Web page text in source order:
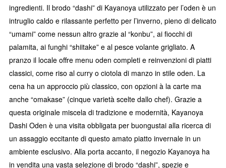
ingredienti. Il brodo “dashi” di Kayanoya utilizzato per l’oden è un
intruglio caldo e rilassante perfetto per l’inverno, pieno di delicato
“umami” come nessun altro grazie al “konbu”, ai fiocchi di
palamita, ai funghi “shiitake” e al pesce volante grigliato. A
pranzo il locale offre menu oden completi e reinvenzioni di piatti
classici, come riso al curry o ciotola di manzo in stile oden. La
cena ha un approccio più classico, con opzioni à la carte ma
anche “omakase” (cinque varietà scelte dallo chef). Grazie a
questa originale miscela di tradizione e modernità, Kayanoya
Dashi Oden è una visita obbligata per buongustai alla ricerca di
un assaggio eccitante di questo amato piatto invernale in un
ambiente esclusivo. Alla porta accanto, il negozio Kayanoya ha
in vendita una vasta selezione di brodo “dashi”, spezie e